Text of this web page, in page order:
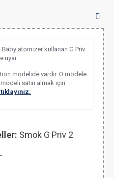
Baby atomizer kullanan G Priv
uyar.
modelide vardır. O modele
satın almak için
Smok G Priv 2